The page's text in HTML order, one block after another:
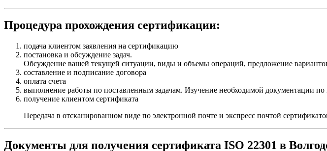
Процедура прохождения сертификации:
подача клиентом заявления на сертификацию
постановка и обсуждение задач.
Обсуждение вашей текущей ситуации, виды и объемы операций, предложение
составление и подписание договора
оплата счета
выполнение работы по поставленным задачам. Изучение необходимой документации
получение клиентом сертификата
Передача в отсканированном виде по электронной почте и экспресс почтой
Документы для получения сертификата ISO 22301 в